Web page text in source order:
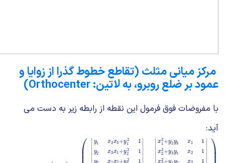
مرکز میانی مثلث (تقاطع خطوط گذرا از زوایا و
عمود بر ضلع روبرو، به لاتین: Orthocenter)
با مفروضات فوق فرمول این نقطه از رابطه زیر به دست می
آید:
⎛
⎜
∣
∣
∣
∣
∣
y1
y2
y
x2x3+y2
1
x3x1 +y2
2
x x +y2
1
1
1
∣
∣
∣
∣
∣
∣
∣
∣
∣
∣
x2
1 +y2y3
x2
2+y3y1
x2+y y
x1
x2
x
1
1
1
∣
∣
∣
∣
∣ ⎞⎟